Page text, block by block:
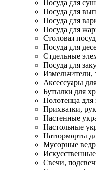
Посуда для
Посуда для
Посуда для
Посуда для
Столовая
Посуда для
Отдельные
Посуда для
Измельчители,
Аксессуары
Бутылки для
Полотенца для
Прихватки,
Настенные
Настольные
Натюрморты
Мусорные
Свечи,